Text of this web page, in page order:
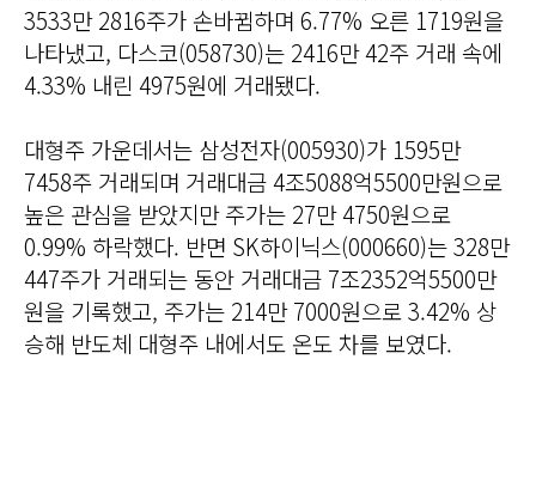
3533만 2816주가 손바뀜하며 6.77% 오른 1719원을
나타냈고, 다스코(058730)는 2416만 42주 거래 속에
4.33% 내린 4975원에 거래됐다.
대형주 가운데서는 삼성전자(005930)가 1595만
7458주 거래되며 거래대금 4조5088억5500만원으로
높은 관심을 받았지만 주가는 27만 4750원으로
0.99% 하락했다. 반면 SK하이닉스(000660)는 328만
447주가 거래되는 동안 거래대금 7조2352억5500만
원을 기록했고, 주가는 214만 7000원으로 3.42% 상
승해 반도체 대형주 내에서도 온도 차를 보였다.